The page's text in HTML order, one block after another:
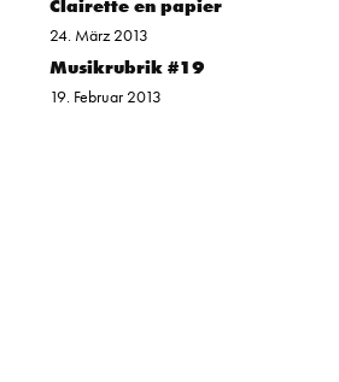
Clairette en papier
24. März 2013
Musikrubrik #19
19. Februar 2013